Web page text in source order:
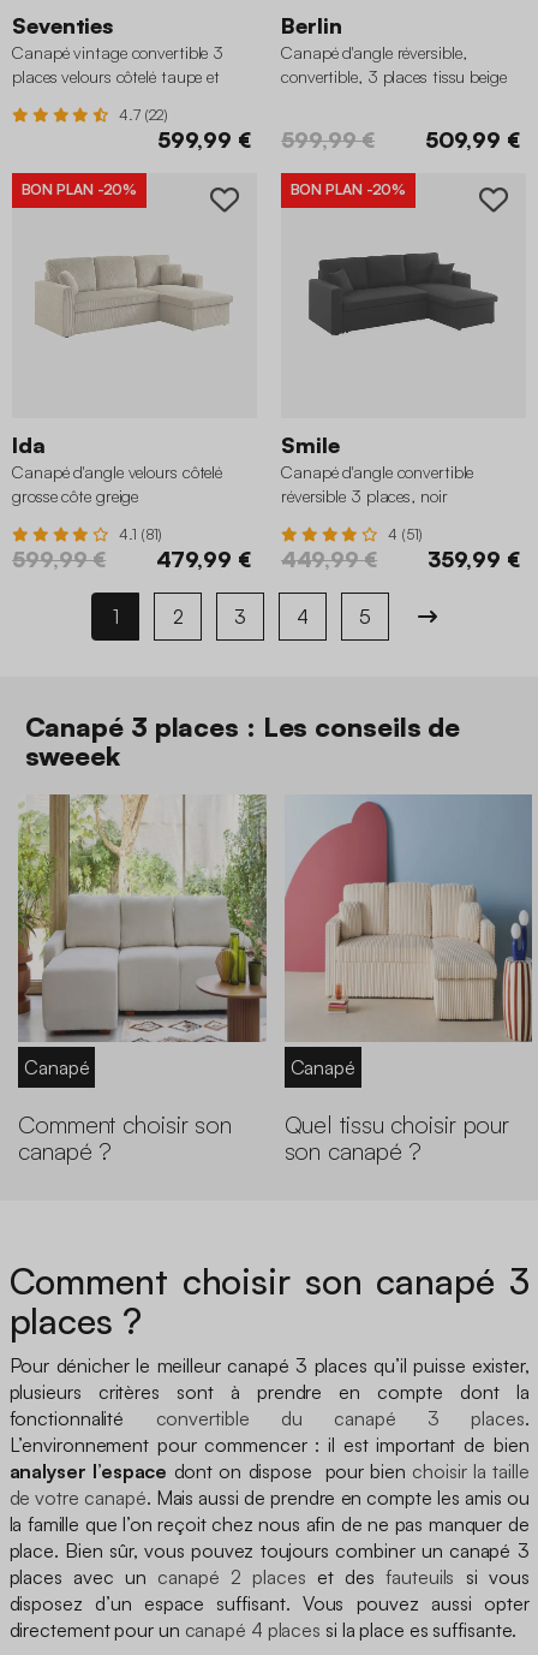
Seventies
Canapé vintage convertible 3
places velours côtelé taupe et
4.7 (22)
599,99 €
Berlin
Canapé d'angle réversible,
convertible, 3 places tissu beige
599,99 € 509,99 €
BON PLAN -20%
Ida
Canapé d'angle velours côtelé
grosse côte greige
4.1 (81)
599,99 € 479,99 €
BON PLAN -20%
Smile
Canapé d'angle convertible
réversible 3 places, noir
4 (51)
449,99 € 359,99 €
1 2 3 4 5
Canapé 3 places : Les conseils de
sweeek
Canapé
Comment choisir son
canapé ?
Canapé
Quel tissu choisir pour
son canapé ?
Comment choisir son canapé 3
places ?
Pour dénicher le meilleur canapé 3 places qu’il puisse exister,
plusieurs critères sont à prendre en compte dont la
fonctionnalité convertible du canapé 3 places.
L’environnement pour commencer : il est important de bien
analyser l’espace dont on dispose pour bien choisir la taille
de votre canapé. Mais aussi de prendre en compte les amis ou
la famille que l’on reçoit chez nous afin de ne pas manquer de
place. Bien sûr, vous pouvez toujours combiner un canapé 3
places avec un canapé 2 places et desfauteuils si vous
disposez d’un espace suffisant. Vous pouvez aussi opter
directement pour un canapé 4 places si la place es suffisante.